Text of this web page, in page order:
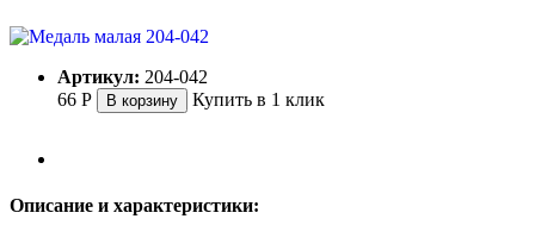
Артикул: 204-042
66 Р В корзину Купить в 1 клик
Описание и характеристики: